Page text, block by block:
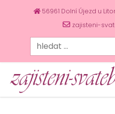
56961 Dolní Újezd u
zajisteni-